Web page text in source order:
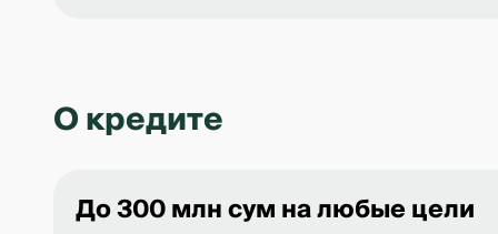
Рассчет предварительный. Точный размер
Ставка
О кредите
До 300 млн сум на любые цели